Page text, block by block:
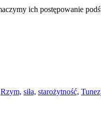
ich postępowanie
Rzym, siła, starożytność,